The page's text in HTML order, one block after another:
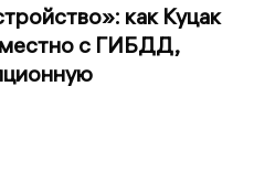
как Куцак
с ГИБДД,